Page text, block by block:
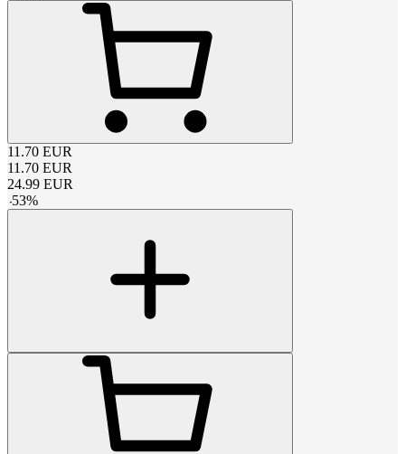
11.70 EUR
11.70 EUR
24.99 EUR
-53%